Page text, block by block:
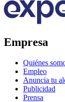
Empresa
Quiénes
Empleo
Anuncia tu
Publicidad
Prensa